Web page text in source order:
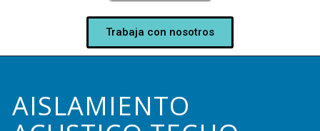
Trabaja con nosotros
AISLAMIENTO